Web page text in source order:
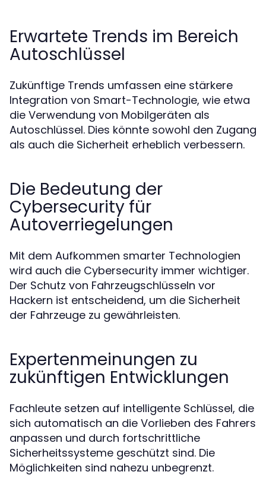
Erwartete Trends im Bereich
Autoschlüssel
Zukünftige Trends umfassen eine stärkere
Integration von Smart-Technologie, wie etwa
die Verwendung von Mobilgeräten als
Autoschlüssel. Dies könnte sowohl den Zugang
als auch die Sicherheit erheblich verbessern.
Die Bedeutung der
Cybersecurity für
Autoverriegelungen
Mit dem Aufkommen smarter Technologien
wird auch die Cybersecurity immer wichtiger.
Der Schutz von Fahrzeugschlüsseln vor
Hackern ist entscheidend, um die Sicherheit
der Fahrzeuge zu gewährleisten.
Expertenmeinungen zu
zukünftigen Entwicklungen
Fachleute setzen auf intelligente Schlüssel, die
sich automatisch an die Vorlieben des Fahrers
anpassen und durch fortschrittliche
Sicherheitssysteme geschützt sind. Die
Möglichkeiten sind nahezu unbegrenzt.